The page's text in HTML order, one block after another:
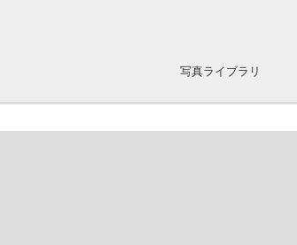
写真ライブラリ